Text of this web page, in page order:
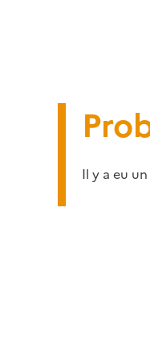
Il y a eu